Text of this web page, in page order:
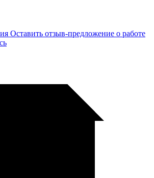
Оставить отзыв-предложение о работе